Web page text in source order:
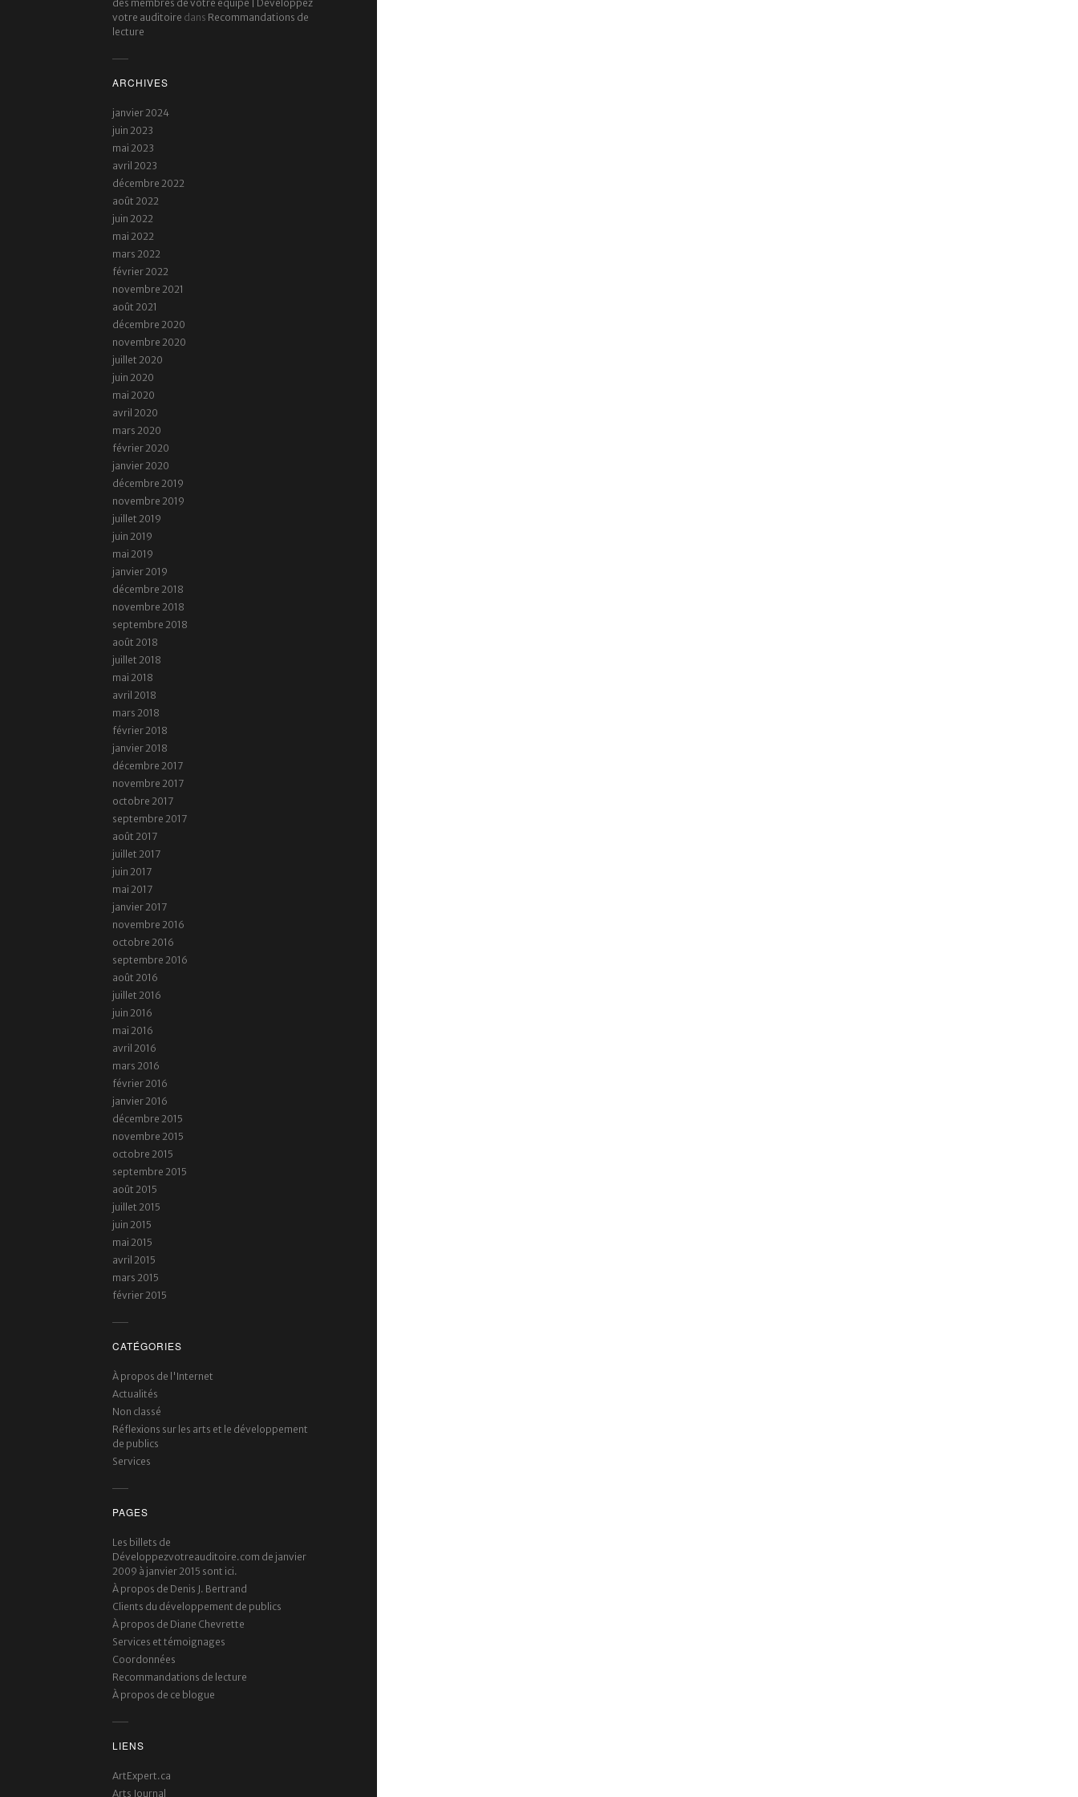
des membres de votre équipe | Developpez
votre auditoire dans Recommandations de
lecture
ARCHIVES
janvier 2024
juin 2023
mai 2023
avril 2023
décembre 2022
août 2022
juin 2022
mai 2022
mars 2022
février 2022
novembre 2021
août 2021
décembre 2020
novembre 2020
juillet 2020
juin 2020
mai 2020
avril 2020
mars 2020
février 2020
janvier 2020
décembre 2019
novembre 2019
juillet 2019
juin 2019
mai 2019
janvier 2019
décembre 2018
novembre 2018
septembre 2018
août 2018
juillet 2018
mai 2018
avril 2018
mars 2018
février 2018
janvier 2018
décembre 2017
novembre 2017
octobre 2017
septembre 2017
août 2017
juillet 2017
juin 2017
mai 2017
janvier 2017
novembre 2016
octobre 2016
septembre 2016
août 2016
juillet 2016
juin 2016
mai 2016
avril 2016
mars 2016
février 2016
janvier 2016
décembre 2015
novembre 2015
octobre 2015
septembre 2015
août 2015
juillet 2015
juin 2015
mai 2015
avril 2015
mars 2015
février 2015
CATÉGORIES
À propos de l'Internet
Actualités
Non classé
Réflexions sur les arts et le développement
de publics
Services
PAGES
Les billets de
Développezvotreauditoire.com de janvier
2009 à janvier 2015 sont ici.
À propos de Denis J. Bertrand
Clients du développement de publics
À propos de Diane Chevrette
Services et témoignages
Coordonnées
Recommandations de lecture
À propos de ce blogue
LIENS
ArtExpert.ca
Arts Journal